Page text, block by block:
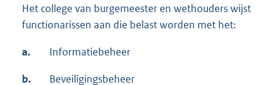
Het college van burgemeester en wethouders wijst
functionarissen aan die belast worden met het:
a. Informatiebeheer
b. Beveiligingsbeheer